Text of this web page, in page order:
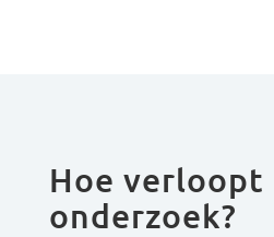
Hoe verloopt
onderzoek?